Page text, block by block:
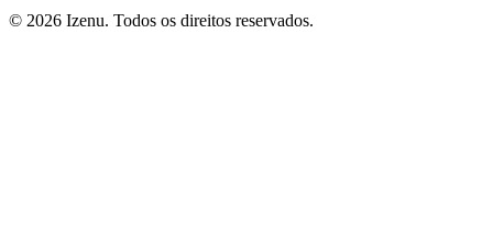
© 2026 Izenu. Todos os direitos reservados.